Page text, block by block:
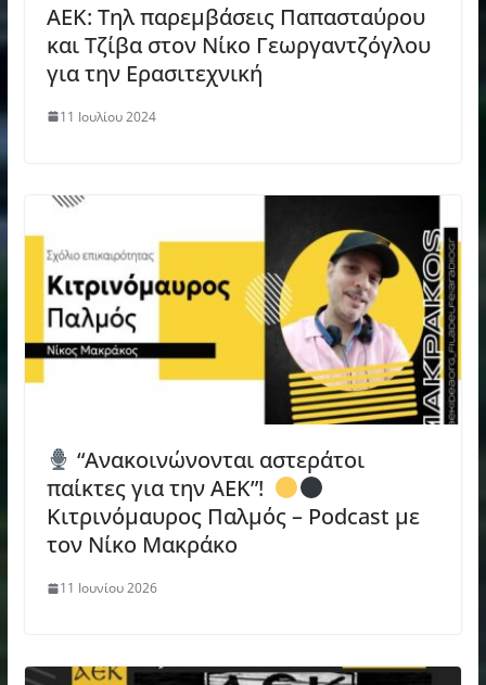
AEK: Τηλ παρεμβάσεις Παπασταύρου
και Τζίβα στον Νίκο Γεωργαντζόγλου
για την Ερασιτεχνική
11 Ιουλίου 2024
“Ανακοινώνονται αστεράτοι
παίκτες για την ΑΕΚ”!
Κιτρινόμαυρος Παλμός – Podcast με
τον Νίκο Μακράκο
11 Ιουνίου 2026